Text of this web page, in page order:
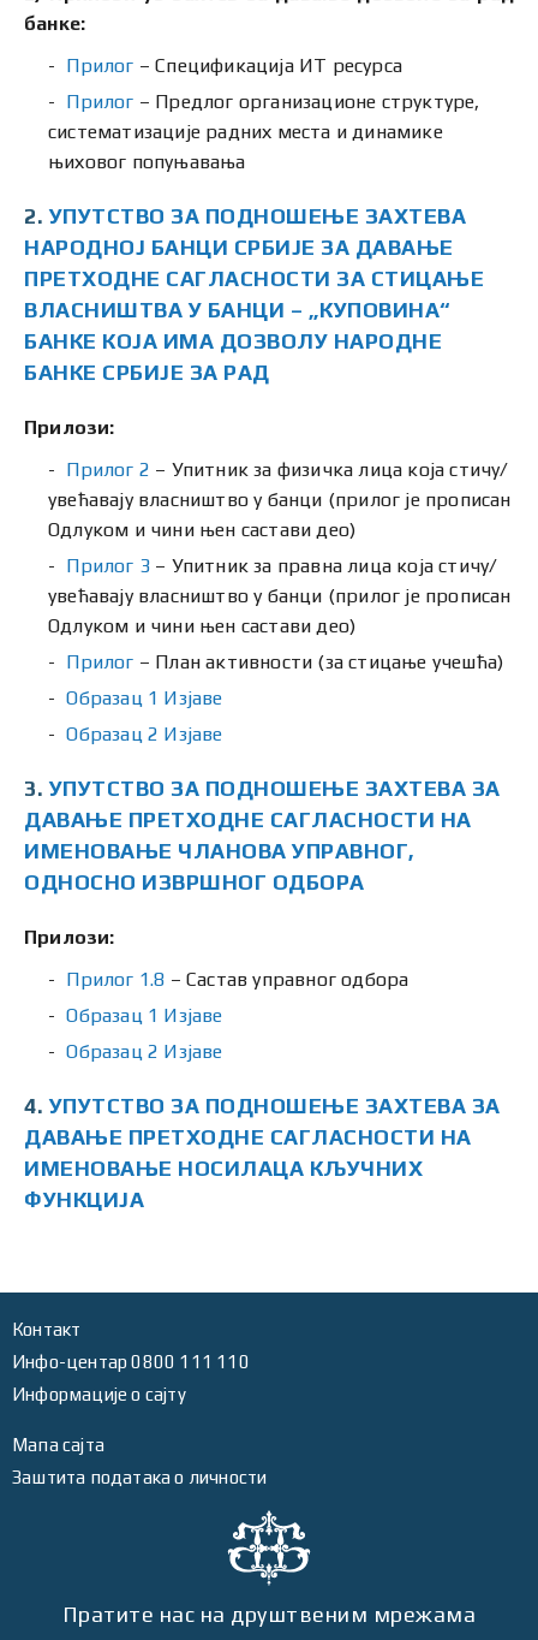
банке:
Прилог – Спецификација ИТ ресурса
Прилог – Предлог организационе структуре,
систематизације радних места и динамике
њиховог попуњавања
2.УПУТСТВО ЗА ПОДНОШЕЊЕ ЗАХТЕВА
НАРОДНОЈ БАНЦИ СРБИЈЕ ЗА ДАВАЊЕ
ПРЕТХОДНЕ САГЛАСНОСТИ ЗА СТИЦАЊЕ
ВЛАСНИШТВА У БАНЦИ – „КУПОВИНА“
БАНКЕ КОЈА ИМА ДОЗВОЛУ НАРОДНЕ
БАНКЕ СРБИЈЕ ЗА РАД
Прилози:
Прилог 2 – Упитник за физичка лица која стичу/
увећавају власништво у банци (прилог је прописан
Одлуком и чини њен састави део)
Прилог 3 – Упитник за правна лица која стичу/
увећавају власништво у банци (прилог је прописан
Одлуком и чини њен састави део)
Прилог – План активности (за стицање учешћа)
Образац 1 Изјаве
Образац 2 Изјаве
3.УПУТСТВО ЗА ПОДНОШЕЊЕ ЗАХТЕВА ЗА
ДАВАЊЕ ПРЕТХОДНЕ САГЛАСНОСТИ НА
ИМЕНОВАЊЕ ЧЛАНОВА УПРАВНОГ,
ОДНОСНО ИЗВРШНОГ ОДБОРА
Прилози:
Прилог 1.8 – Састав управног одбора
Образац 1 Изјаве
Образац 2 Изјаве
4.УПУТСТВО ЗА ПОДНОШЕЊЕ ЗАХТЕВА ЗА
ДАВАЊЕ ПРЕТХОДНЕ САГЛАСНОСТИ НА
ИМЕНОВАЊЕ НОСИЛАЦА КЉУЧНИХ
ФУНКЦИЈА
Контакт
Инфо-центар 0800 111 110
Информације о сајту
Мапа сајта
Заштита података о личности
Пратите нас на друштвеним мрежама